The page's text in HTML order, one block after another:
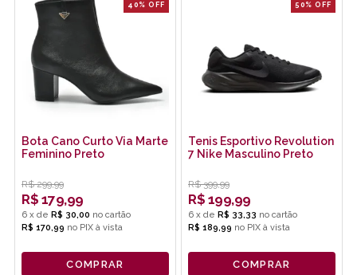
40% OFF
Bota Cano Curto Via Marte
Feminino Preto
R$ 299,99
R$ 179,99
6 x de R$ 30,00
R$ 170,99 no PIX
COMPRAR
50% OFF
Tenis Esportivo Revolution
7 Nike Masculino Preto
R$ 399,99
R$ 199,99
6 x de R$ 33,33
R$ 189,99 no PIX
COMPRAR